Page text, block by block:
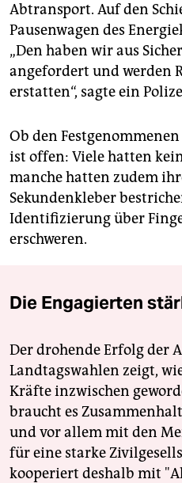
Abtransport. Auf den
Pausenwagen des
„Den haben wir aus
angefordert und werden
erstatten“, sagte ein
Ob den
ist offen: Viele hatten
manche hatten zudem
Sekundenkleber
Identifizierung über
erschweren.
Die Engagierten
Der drohende Erfolg der
Landtagswahlen zeigt,
Kräfte inzwischen
braucht es
und vor allem mit den
für eine starke
kooperiert deshalb mit